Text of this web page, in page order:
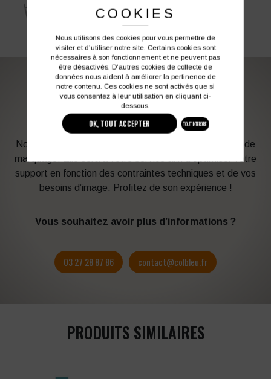
PERSONNALISATION DE VOS VÊTEMENTS DE
TRAVAIL
Notre graphiste connait les produits et les techniques de
marquage. Elle sera à votre service afin d’optimiser votre
support en fonction des contraintes techniques et de vos
besoins d’image. Profitez de son expérience !
Vous souhaitez avoir plus d’informations ?
03 27 28 87 86 contact@colbleu.fr
PRODUITS SIMILAIRES
COOKIES
Nous utilisons des cookies pour vous permettre de
visiter et d'utiliser notre site. Certains cookies sont
nécessaires à son fonctionnement et ne peuvent pas
être désactivés. D'autres cookies de collecte de
données nous aident à améliorer la pertinence de
notre contenu. Ces cookies ne sont activés que si
vous consentez à leur utilisation en cliquant ci-
dessous.
OK, TOUT ACCEPTER TOUT INTERDIRE